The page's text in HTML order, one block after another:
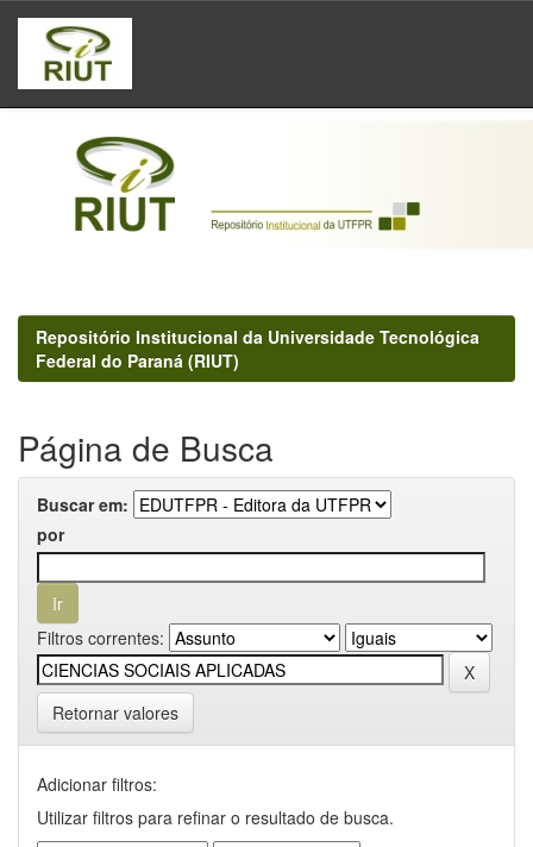
Skip
navigation
Repositório Institucional da Universidade Tecnológica
Federal do Paraná (RIUT)
Página de Busca
Buscar em:
por
Filtros correntes:
Retornar valores
Adicionar filtros:
Utilizar filtros para refinar o resultado de busca.